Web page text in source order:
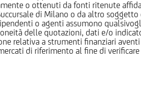
o ottenuti da fonti ritenute
di Milano o da altro
o agenti assumono
delle quotazioni, dati e/o
relativa a strumenti finanziari
di riferimento al fine di verificare